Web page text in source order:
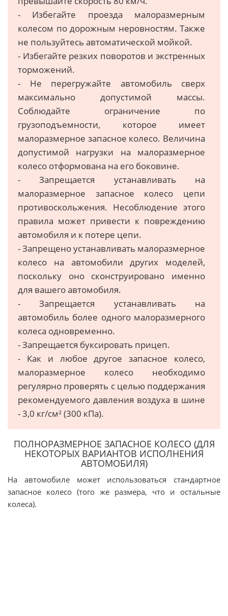
- Избегайте проезда малоразмерным
колесом по дорожным неровностям. Также
не пользуйтесь автоматической мойкой.
- Избегайте резких поворотов и экстренных
торможений.
- Не перегружайте автомобиль сверх
максимально допустимой массы.
Соблюдайте ограничение по
грузоподъемности, которое имеет
малоразмерное запасное колесо. Величина
допустимой нагрузки на малоразмерное
колесо отформована на его боковине.
- Запрещается устанавливать на
малоразмерное запасное колесо цепи
противоскольжения. Несоблюдение этого
правила может привести к повреждению
автомобиля и к потере цепи.
- Запрещено устанавливать малоразмерное
колесо на автомобили других моделей,
поскольку оно сконструировано именно
для вашего автомобиля.
- Запрещается устанавливать на
автомобиль более одного малоразмерного
колеса одновременно.
- Запрещается буксировать прицеп.
- Как и любое другое запасное колесо,
малоразмерное колесо необходимо
регулярно проверять с целью поддержания
рекомендуемого давления воздуха в шине
- 3,0 кг/см² (300 кПа).
ПОЛНОРАЗМЕРНОЕ ЗАПАСНОЕ КОЛЕСО (ДЛЯ
НЕКОТОРЫХ ВАРИАНТОВ ИСПОЛНЕНИЯ
АВТОМОБИЛЯ)
На автомобиле может использоваться стандартное
запасное колесо (того же размера, что и остальные
колеса).